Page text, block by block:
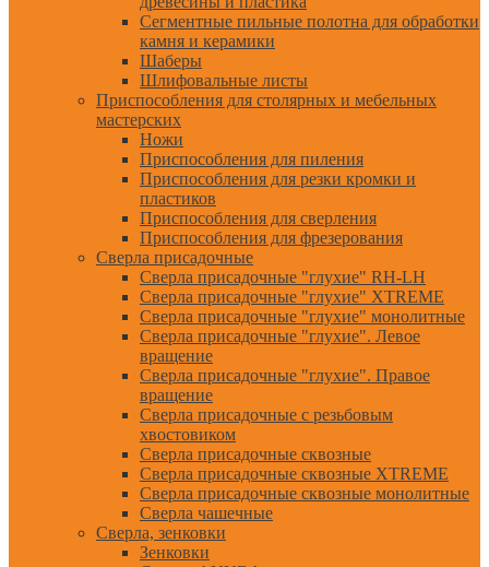
Сегментные пильные полотна для обработки
камня и керамики
Шаберы
Шлифовальные листы
Приспособления для столярных и мебельных
мастерских
Ножи
Приспособления для пиления
Приспособления для резки кромки и
пластиков
Приспособления для сверления
Приспособления для фрезерования
Сверла присадочные
Сверла присадочные "глухие" RH-LH
Сверла присадочные "глухие" XTREME
Сверла присадочные "глухие" монолитные
Сверла присадочные "глухие". Левое
вращение
Сверла присадочные "глухие". Правое
вращение
Сверла присадочные с резьбовым
хвостовиком
Сверла присадочные сквозные
Сверла присадочные сквозные XTREME
Сверла присадочные сквозные монолитные
Сверла чашечные
Сверла, зенковки
Зенковки